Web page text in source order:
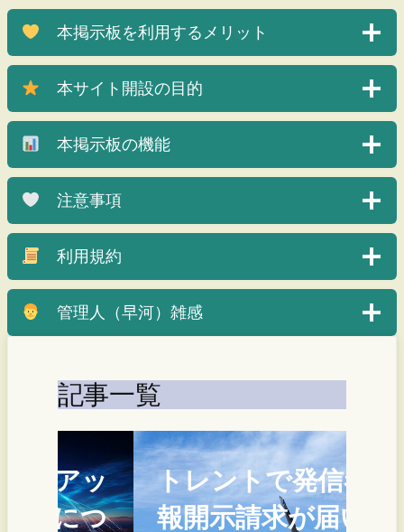
本掲示板を利用するメリット
本サイト開設の目的
本掲示板の機能
注意事項
利用規約
管理人（早河）雑感
記事一覧
トレントで発信者情
報開示請求が届いた